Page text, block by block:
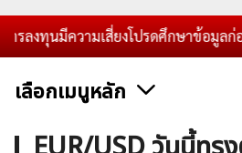
ค้นหา
ลงทุนมีความเสี่ยงโปรดศึกษาข้อมูลก่อ
เลือกเมนูหลัก
ข่าวฟอเร็กซ์และสกุลเงิน คริปโตเคอร์